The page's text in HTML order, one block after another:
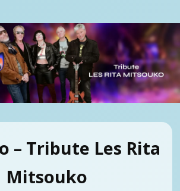
– Tribute Les Rita
Mitsouko